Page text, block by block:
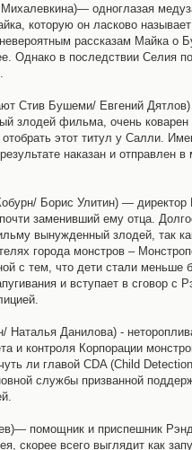
одноглазая
которую он ласково
рассказам Майка о
Однако в последствии Селия
Стив Бушеми/ Евгений
злодей фильма, очень коварен
этот титул у Салли.
наказан и отправлен
Борис Улитин) — директор
заменивший ему отца.
вынужденный злодей, так
города монстров –
с тем, что дети стали меньше
и вступает в сговор с
Наталья Данилова) -
и контроля Корпорации
ли главой CDA (Child
службы призванной
помощник и приспешник
скорее всего выглядит как